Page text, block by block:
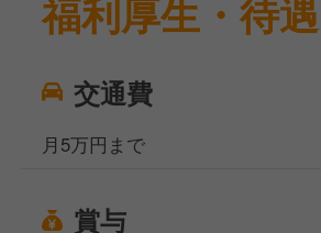
福利厚生・待遇
交通費
月5万円まで
賞与